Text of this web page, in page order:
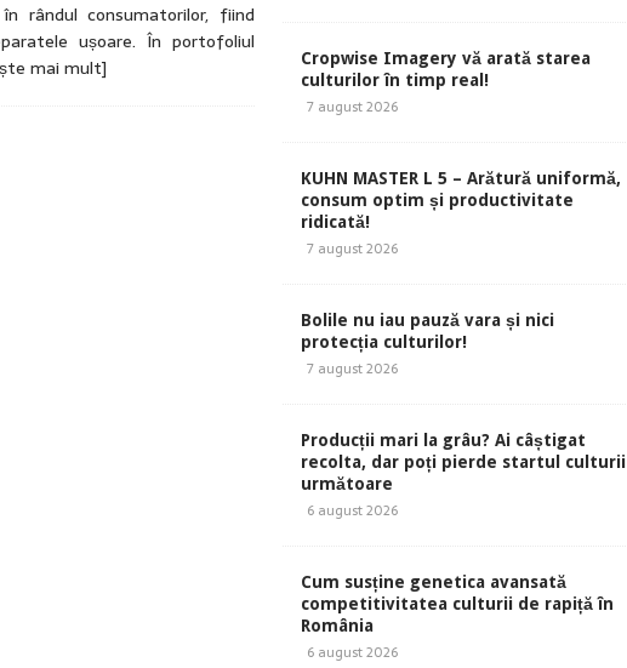
rândul consumatorilor, fiind
ușoare. În portofoliul
mai mult]
Cropwise Imagery vă arată starea
culturilor în timp real!
7 august 2026
KUHN MASTER L 5 – Arătură uniformă,
consum optim și productivitate
ridicată!
7 august 2026
Bolile nu iau pauză vara și nici
protecția culturilor!
7 august 2026
Producții mari la grâu? Ai câștigat
recolta, dar poți pierde startul culturii
următoare
6 august 2026
Cum susține genetica avansată
competitivitatea culturii de rapiță în
România
6 august 2026